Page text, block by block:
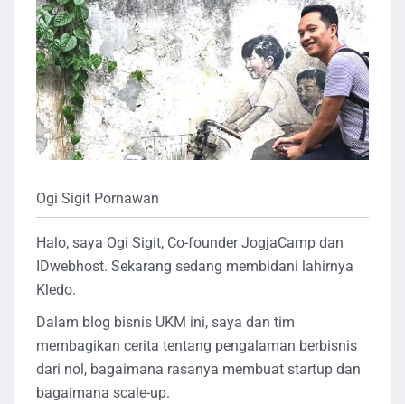
Ogi Sigit Pornawan
Halo, saya Ogi Sigit, Co-founder JogjaCamp dan
IDwebhost. Sekarang sedang membidani lahirnya
Kledo.
Dalam blog bisnis UKM ini, saya dan tim
membagikan cerita tentang pengalaman berbisnis
dari nol, bagaimana rasanya membuat startup dan
bagaimana scale-up.